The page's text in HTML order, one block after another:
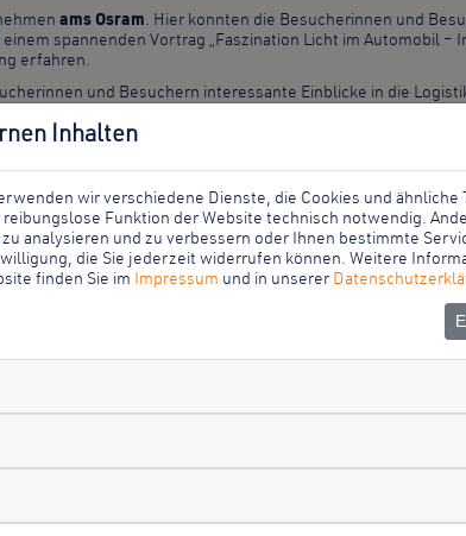
ams Osram. Hier konnten die Besucherinnen und
spannenden Vortrag „Faszination Licht im Automobil –
erfahren.
und Besuchern interessante Einblicke in die
Informationen für die Einstiegsmöglichkeiten im
ausgebucht. Doch die Akteure der Wissenschaftsnacht
freut sich über den Erfolg der Veranstaltung:
geschaffen werden und von hier aus ihre Kreise
auf die Beine gestellt und tragen somit dazu bei, die
der Stadtmarketing Regensburg GmbH mit der Stadt
ams OSRAM, BMW Group Werk Regensburg,
ein abwechslungsreiches Programm zusammenstellen
ohne die NACHT.SCHAFFT.WISSEN. 2022 ebenso
Inhalten
wir verschiedene Dienste, die Cookies und ähnliche
Funktion der Website technisch notwendig.
analysieren und zu verbessern oder Ihnen bestimmte
die Sie jederzeit widerrufen können. Weitere
finden Sie im Impressum und in unserer